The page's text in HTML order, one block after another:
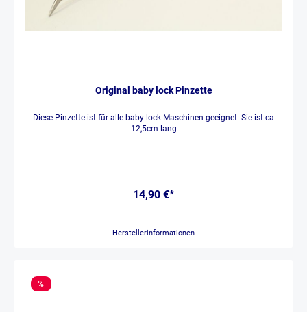
Original baby lock Pinzette
Diese Pinzette ist für alle baby lock Maschinen geeignet. Sie ist ca
12,5cm lang
14,90 €*
Herstellerinformationen
%